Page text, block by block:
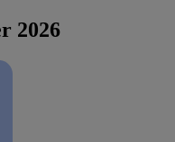
2026